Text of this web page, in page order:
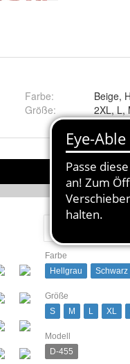
Farbe:
Größe: